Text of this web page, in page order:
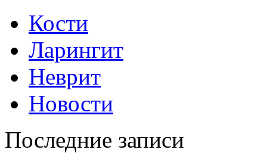
Кости
Ларингит
Неврит
Новости
Последние записи